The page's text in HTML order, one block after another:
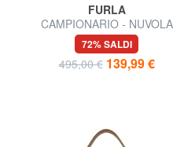
FURLA
CAMPIONARIO - NUVOLA
Borsa semirigida in pelle
72% SALDI
495,00 € 139,99 €